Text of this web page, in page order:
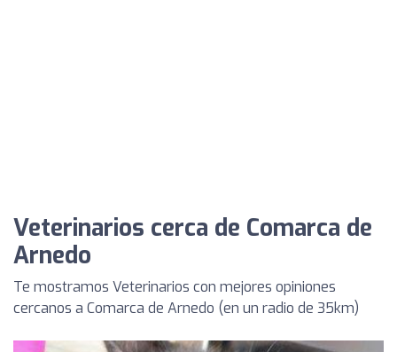
Veterinarios cerca de Comarca de
Arnedo
Te mostramos Veterinarios con mejores opiniones
cercanos a Comarca de Arnedo (en un radio de 35km)